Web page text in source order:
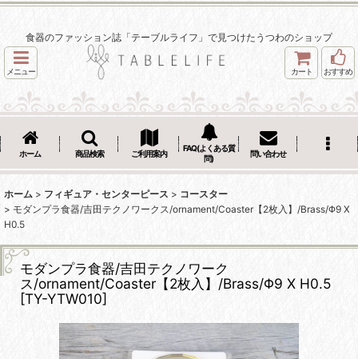
食器のファッション誌「テーブルライフ」で見つけたうつわのショップ
メニュー カート おすすめ
ホーム 商品検索 ご利用案内
FAQ(よくある質
問)
問い合わせ
ホーム > フィギュア・センターピース > コースター
> モダンプラ食器/吉田テクノワークス/ornament/Coaster【2枚入】/Brass/Φ9 X
H0.5
モダンプラ食器/吉田テクノワーク
ス/ornament/Coaster【2枚入】/Brass/Φ9 X H0.5
[TY-YTW010]